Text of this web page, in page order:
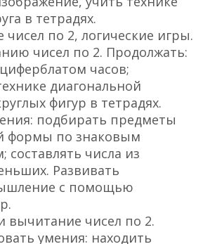
в тетрадях.
чисел по 2, логические игры.
чисел по 2. Продолжать:
часов;
диагональной
фигур в тетрадях.
подбирать предметы
формы по знаковым
составлять числа из
Развивать
с помощью
вычитание чисел по 2.
умения: находить